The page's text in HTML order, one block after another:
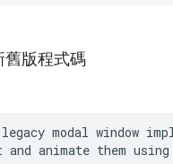
舊版程式碼
legacy modal window
and animate them